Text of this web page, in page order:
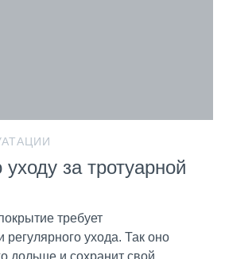
за тротуарной
требует
регулярного ухода. Так оно
дольше и сохранит свой